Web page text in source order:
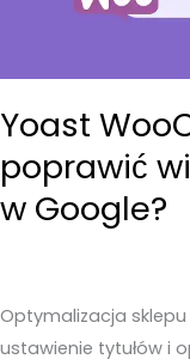
Yoast
poprawić
w Google?
Optymalizacja
ustawienie tytułów i